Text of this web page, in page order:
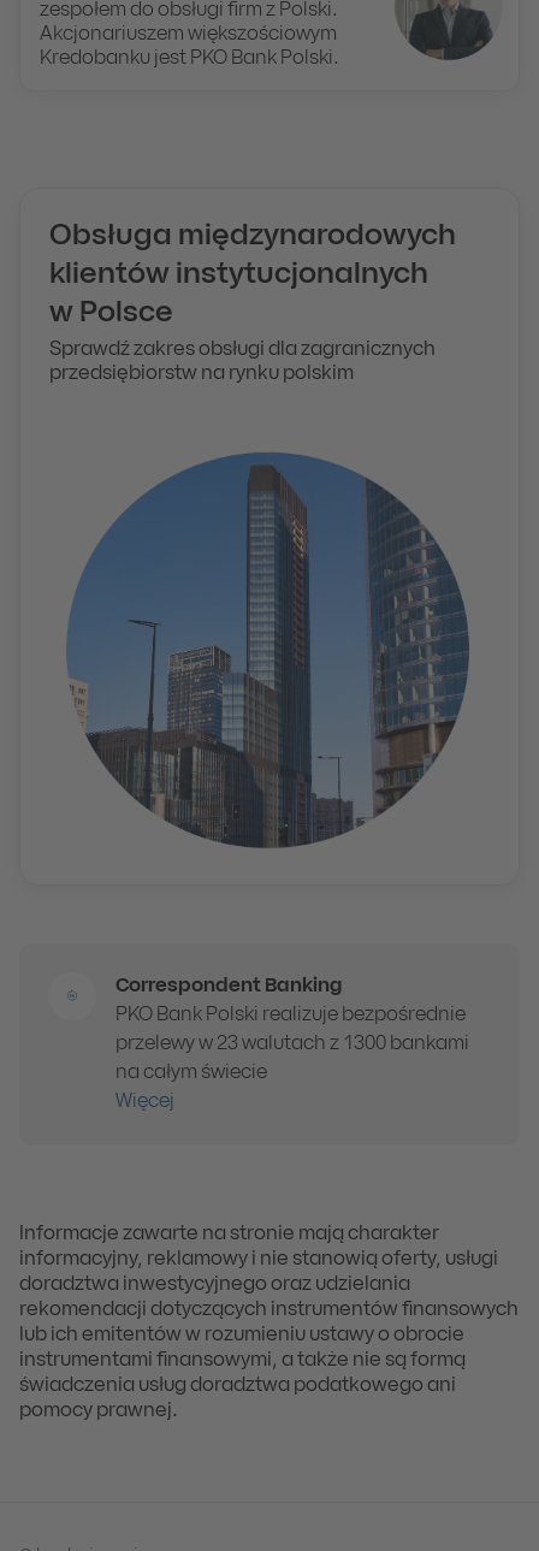
zespołem do obsługi firm z Polski.
Akcjonariuszem większościowym
Kredobanku jest PKO Bank Polski.
Obsługa międzynarodowych
klientów instytucjonalnych
w Polsce
Sprawdź zakres obsługi dla zagranicznych
przedsiębiorstw na rynku polskim
Correspondent Banking
PKO Bank Polski realizuje bezpośrednie
przelewy w 23 walutach z 1300 bankami
na całym świecie
Więcej
Informacje zawarte na stronie mają charakter
informacyjny, reklamowy i nie stanowią oferty, usługi
doradztwa inwestycyjnego oraz udzielania
rekomendacji dotyczących instrumentów finansowych
lub ich emitentów w rozumieniu ustawy o obrocie
instrumentami finansowymi, a także nie są formą
świadczenia usług doradztwa podatkowego ani
pomocy prawnej.